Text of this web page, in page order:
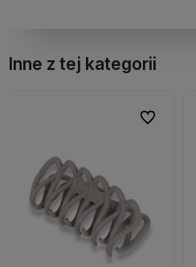
Inne z tej kategorii
Do
Do